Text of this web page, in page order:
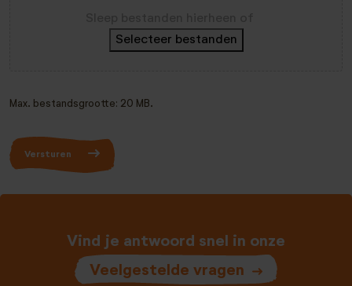
Selecteer bestanden
Max. bestandsgrootte: 20 MB.
Versturen
Vind je antwoord snel in onze
Veelgestelde vragen